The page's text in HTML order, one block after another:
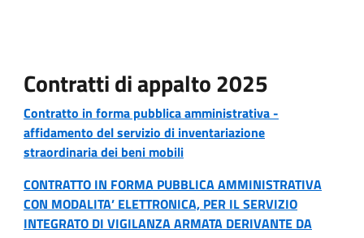
Contratti di appalto 2025
Contratto in forma pubblica amministrativa -
affidamento del servizio di inventariazione
straordinaria dei beni mobili
CONTRATTO IN FORMA PUBBLICA AMMINISTRATIVA
CON MODALITA’ ELETTRONICA, PER IL SERVIZIO
INTEGRATO DI VIGILANZA ARMATA DERIVANTE DA